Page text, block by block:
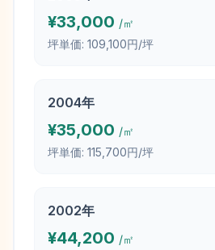
¥33,000 /㎡
坪単価: 109,100円/坪
2004年
¥35,000 /㎡
坪単価: 115,700円/坪
2002年
¥44,200 /㎡